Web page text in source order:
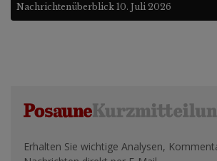
Nachrichtenüberblick 10. Juli 2026
Erhalten Sie wichtige Analysen,